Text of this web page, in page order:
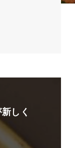
しく